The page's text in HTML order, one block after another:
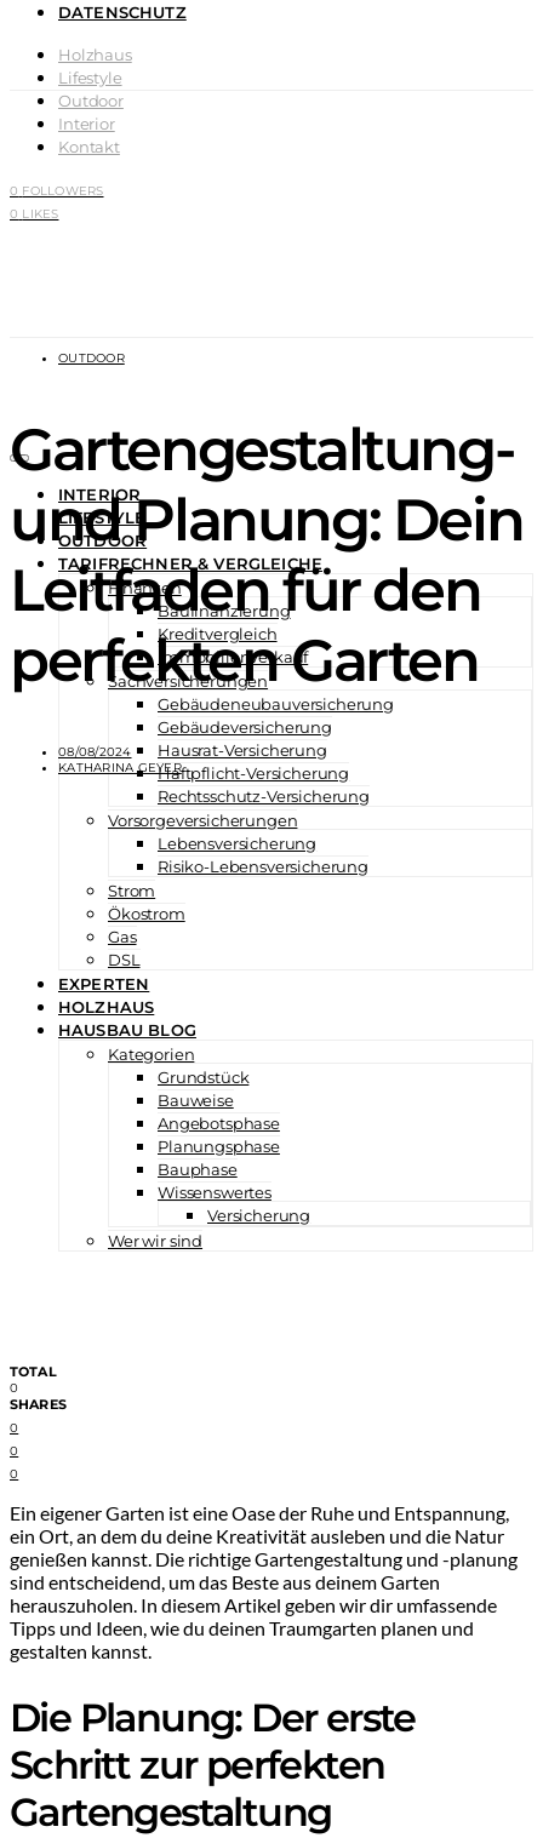
DATENSCHUTZ
Holzhaus
Lifestyle
Outdoor
Interior
Kontakt
0 FOLLOWERS
0 LIKES
INTERIOR
LIFESTYLE
OUTDOOR
TARIFRECHNER & VERGLEICHE
Finanzen
Baufinanzierung
Kreditvergleich
Immobilienverkauf
Sachversicherungen
Gebäudeneubauversicherung
Gebäudeversicherung
Hausrat-Versicherung
Haftpflicht-Versicherung
Rechtsschutz-Versicherung
Vorsorgeversicherungen
Lebensversicherung
Risiko-Lebensversicherung
Strom
Ökostrom
Gas
DSL
EXPERTEN
HOLZHAUS
HAUSBAU BLOG
Kategorien
Grundstück
Bauweise
Angebotsphase
Planungsphase
Bauphase
Wissenswertes
Versicherung
Wer wir sind
OUTDOOR
Gartengestaltung-
und Planung: Dein
Leitfaden für den
perfekten Garten
08/08/2024
KATHARINA GEYER
TOTAL
0
SHARES
0
0
0
Ein eigener Garten ist eine Oase der Ruhe und Entspannung,
ein Ort, an dem du deine Kreativität ausleben und die Natur
genießen kannst. Die richtige Gartengestaltung und -planung
sind entscheidend, um das Beste aus deinem Garten
herauszuholen. In diesem Artikel geben wir dir umfassende
Tipps und Ideen, wie du deinen Traumgarten planen und
gestalten kannst.
Die Planung: Der erste
Schritt zur perfekten
Gartengestaltung